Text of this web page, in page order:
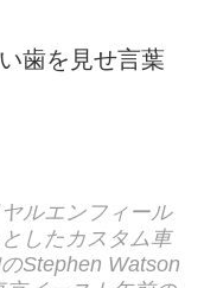
歯を見せ言葉
ルエンフィール
したカスタム車
Stephen Watson